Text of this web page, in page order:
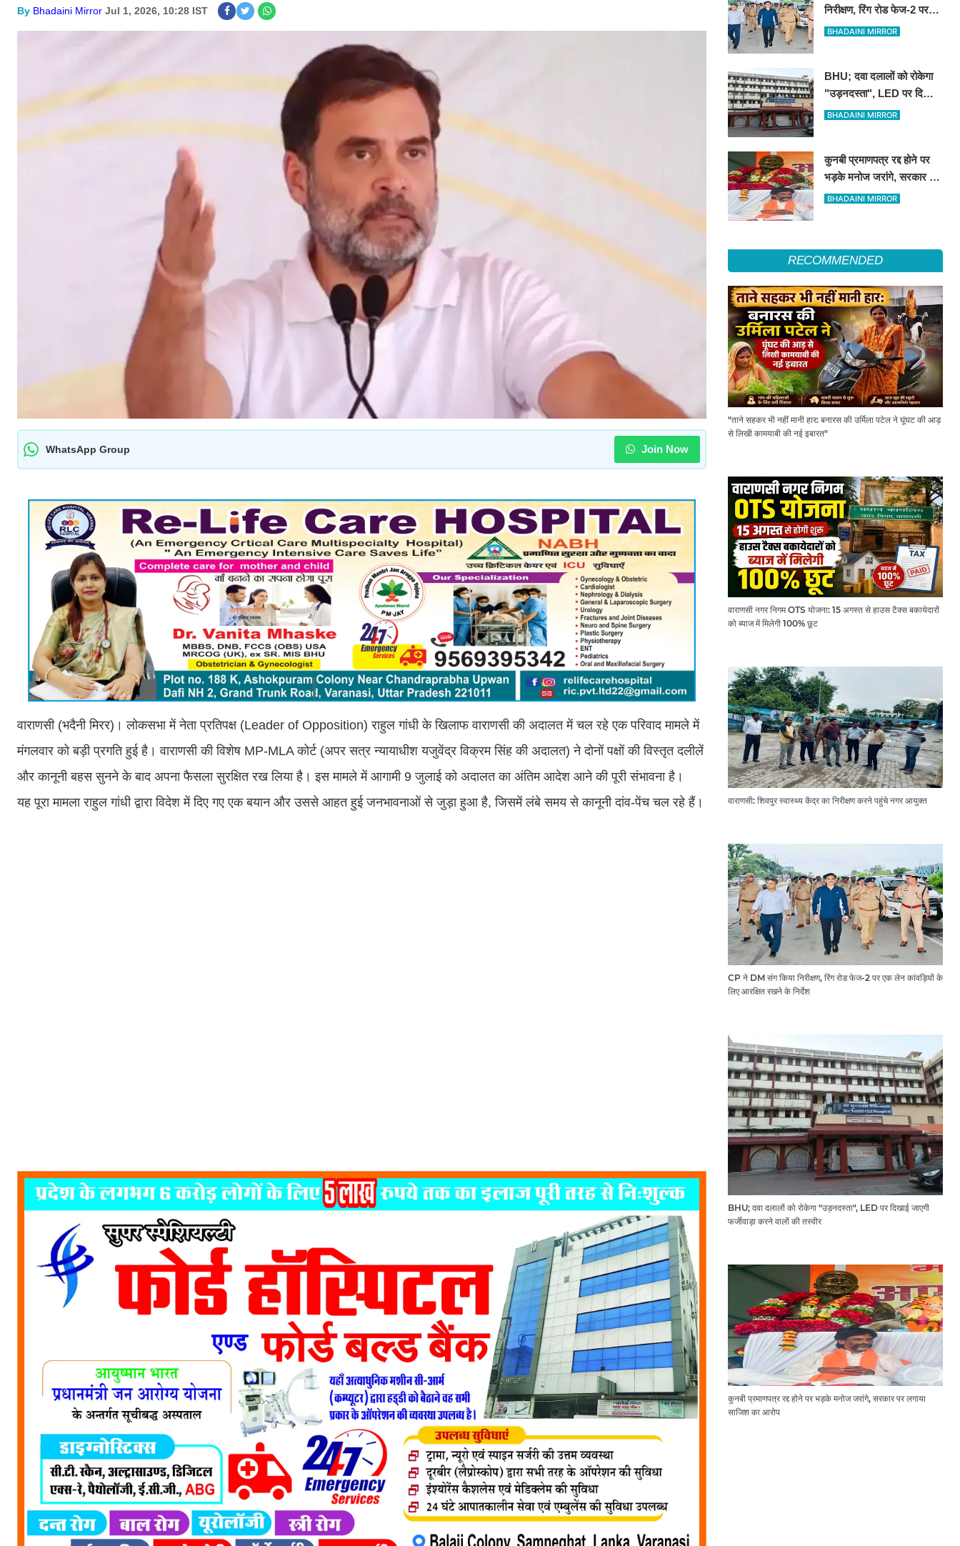
By Bhadaini Mirror Jul 1, 2026, 10:28 IST
WhatsApp Group Join Now
वाराणसी (भदैनी मिरर)। लोकसभा में नेता प्रतिपक्ष (Leader of Opposition) राहुल गांधी के खिलाफ वाराणसी की अदालत में चल रहे एक परिवाद मामले में
मंगलवार को बड़ी प्रगति हुई है। वाराणसी की विशेष MP-MLA कोर्ट (अपर सत्र न्यायाधीश यजुवेंद्र विक्रम सिंह की अदालत) ने दोनों पक्षों की विस्तृत दलीलें
और कानूनी बहस सुनने के बाद अपना फैसला सुरक्षित रख लिया है। इस मामले में आगामी 9 जुलाई को अदालत का अंतिम आदेश आने की पूरी संभावना है।
यह पूरा मामला राहुल गांधी द्वारा विदेश में दिए गए एक बयान और उससे आहत हुई जनभावनाओं से जुड़ा हुआ है, जिसमें लंबे समय से कानूनी दांव-पेंच चल रहे हैं।
निरीक्षण, रिंग रोड फेज-2 पर
एक लेन कांवड़ियों के लिए
BHADAINI MIRROR
BHU; दवा दलालों को रोकेगा
"उड़नदस्ता", LED पर दिखाई
जाएगी फर्जीवाड़ा करने वालों की
BHADAINI MIRROR
कुनबी प्रमाणपत्र रद्द होने पर
भड़के मनोज जरांगे, सरकार पर
लगाया साजिश का आरोप
BHADAINI MIRROR
RECOMMENDED
"ताने सहकर भी नहीं मानी हार: बनारस की उर्मिला पटेल ने घूंघट की आड़
से लिखी कामयाबी की नई इबारत"
वाराणसी नगर निगम OTS योजना: 15 अगस्त से हाउस टैक्स बकायेदारों
को ब्याज में मिलेगी 100% छूट
वाराणसी: शिवपुर स्वास्थ्य केंद्र का निरीक्षण करने पहुंचे नगर आयुक्त
CP ने DM संग किया निरीक्षण, रिंग रोड फेज-2 पर एक लेन कांवड़ियों के
लिए आरक्षित रखने के निर्देश
BHU; दवा दलालों को रोकेगा "उड़नदस्ता", LED पर दिखाई जाएगी
फर्जीवाड़ा करने वालों की तस्वीर
कुनबी प्रमाणपत्र रद्द होने पर भड़के मनोज जरांगे, सरकार पर लगाया
साजिश का आरोप